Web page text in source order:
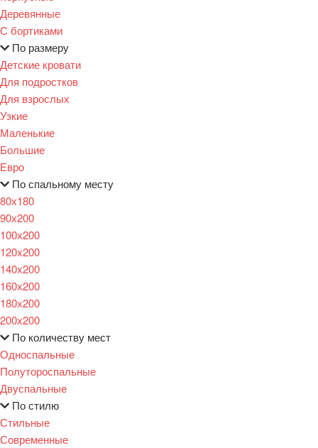
Деревянные
С бортиками
По размеру
Детские кровати
Для подростков
Для взрослых
Узкие
Маленькие
Большие
Евро
По спальному месту
80х180
90х200
100х200
120x200
140х200
160х200
180х200
200х200
По количеству мест
Односпальные
Полутороспальные
Двуспальные
По стилю
Стильные
Современные